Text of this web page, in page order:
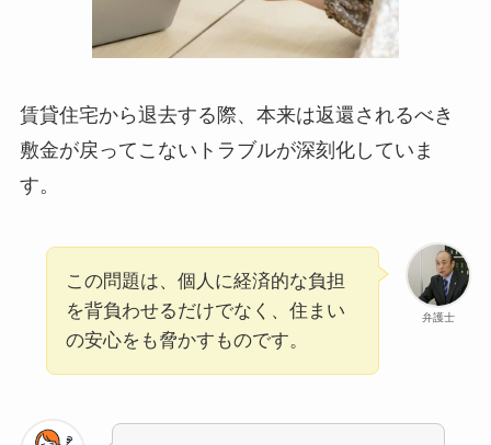
賃貸住宅から退去する際、本来は返還されるべき
敷金が戻ってこないトラブルが深刻化していま
す。
弁護士
この問題は、個人に経済的な負担
を背負わせるだけでなく、住まい
の安心をも脅かすものです。